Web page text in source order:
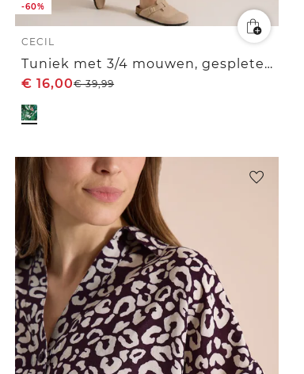
-60%
CECIL
Tuniek met 3/4 mouwen, gespleten hals en print
€ 16,00€39,99